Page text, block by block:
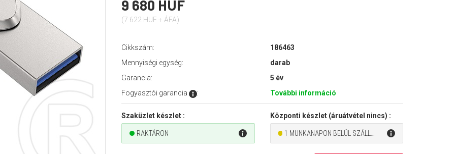
9 680 HUF
(7 622 HUF + ÁFA)
Cikkszám:
186463
Mennyiségi egység:
darab
Garancia:
5 év
Fogyasztói garancia
: További információ
Szaküzlet készlet :
RAKTÁRON
Központi készlet (áruátvétel nincs) :
1 MUNKANAPON BELÜL SZÁLLÍTHATÓ